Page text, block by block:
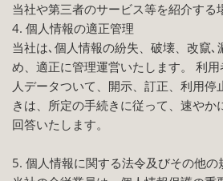
当社や第三者のサービス等を紹介する
4. 個人情報の適正管理
当社は､個人情報の紛失、破壊、改竄､
め、適正に管理運営いたします。 利
人データついて、開示、訂正、利用停
きは、所定の手続きに従って、速やか
回答いたします。
5. 個人情報に関する法令及びその他の